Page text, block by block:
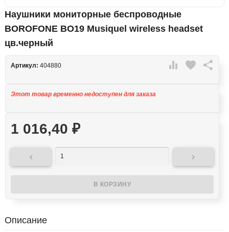
Наушники мониторные беспроводные
BOROFONE BO19 Musiquel wireless headset
цв.черный
 favorite 
Артикул: 404880
Этот товар временно недоступен для заказа
1 016,40 ₽
 
Описание